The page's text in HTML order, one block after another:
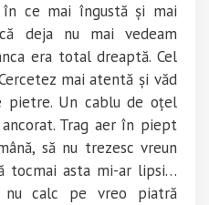
în ce mai îngustă și mai
deja nu mai vedeam
era total dreaptă. Cel
mai atentă și văd
pietre. Un cablu de oțel
Trag aer în piept
să nu trezesc vreun
tocmai asta mi-ar lipsi…
calc pe vreo piatră